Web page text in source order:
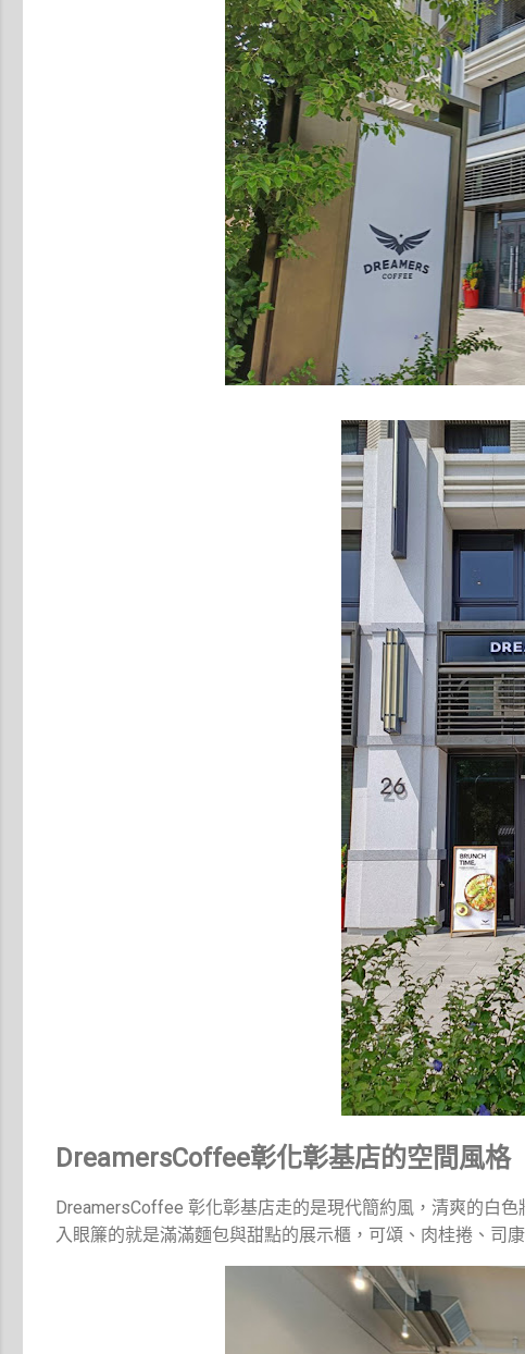
DreamersCoffee彰化彰基店的空間風格
DreamersCoffee 彰化彰基店走的是現代簡約風，清爽的白
入眼簾的就是滿滿麵包與甜點的展示櫃，可頌、肉桂捲、司